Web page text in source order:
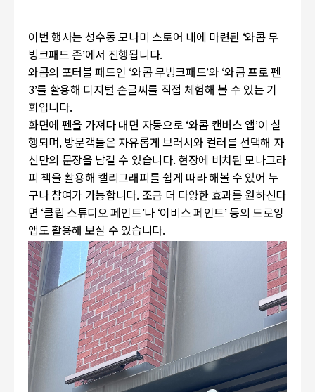
이번 행사는 성수동 모나미 스토어 내에 마련된 ‘와콤 무
빙크패드 존’에서 진행됩니다.
와콤의 포터블 패드인 ‘와콤 무빙크패드’와 ‘와콤 프로 펜
3’를 활용해 디지털 손글씨를 직접 체험해 볼 수 있는 기
회입니다.
화면에 펜을 가져다 대면 자동으로 ‘와콤 캔버스 앱’이 실
행되며, 방문객들은 자유롭게 브러시와 컬러를 선택해 자
신만의 문장을 남길 수 있습니다. 현장에 비치된 모나그라
피 책을 활용해 캘리그래피를 쉽게 따라 해볼 수 있어 누
구나 참여가 가능합니다. 조금 더 다양한 효과를 원하신다
면 ‘클립 스튜디오 페인트’나 ‘이비스 페인트’ 등의 드로잉
앱도 활용해 보실 수 있습니다.